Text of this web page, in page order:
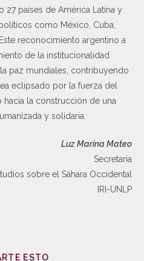
países de América Latina y
como México, Cuba,
reconocimiento argentino a
de la institucionalidad
paz mundiales, contribuyendo
eclipsado por la fuerza del
la construcción de una
y solidaria.
Luz Marina Mateo
Secretaria
sobre el Sáhara Occidental
IRI-UNLP
ESTO